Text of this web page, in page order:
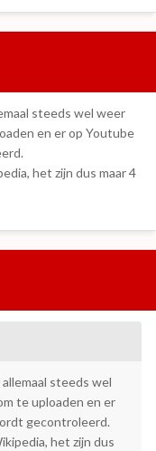
steeds wel weer
en er op Youtube
het zijn dus maar 4
steeds wel
te uploaden en er
gecontroleerd.
het zijn dus